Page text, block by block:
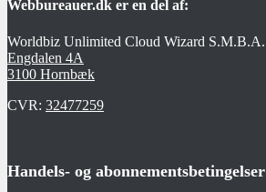
Webbureauer.dk er en del af:
Worldbiz Unlimited Cloud Wizard S.M.B.A.
Engdalen 4A
3100 Hornbæk
CVR: 32477259
Handels- og